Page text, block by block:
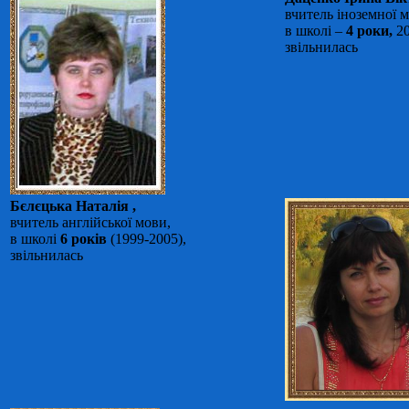
вчитель іноземної
в школі – 4 роки,
звільнилась
Бєлєцька Наталія ,
вчитель англійської мови,
в школі 6 років (1999-2005),
звільнилась